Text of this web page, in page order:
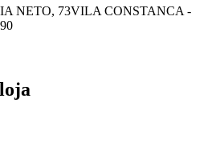
NETO, 73VILA CONSTANCA -